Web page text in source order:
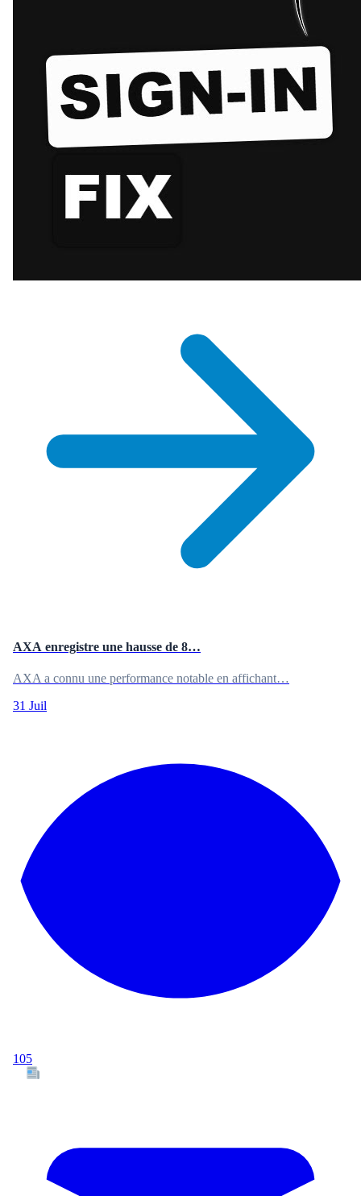
AXA enregistre une hausse de 8…
AXA a connu une performance notable en affichant…
31 Juil
105